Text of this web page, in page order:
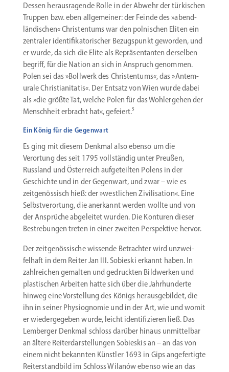
Dessen heraus­ra­gende Rolle in der Abwehr der türki­schen
Truppen bzw. eben allge­meiner: der Feinde des »abend­
län­di­schen« Chris­tentums war den polni­schen Eliten ein
zentraler identi­fi­ka­to­ri­scher Bezugs­punkt geworden, und
er wurde, da sich die Elite als Reprä­sen­tanten derselben
begriff, für die Nation an sich in Anspruch genommen.
Polen sei das »Bollwerk des Chris­tentums«, das »Antem­
urale Chris­tia­ni­tatis«. Der Entsatz von Wien wurde dabei
als »die größte Tat, welche Polen für das Wohlergehen der
Menschheit erbracht hat«, gefeiert.⁵
Ein König für die Gegenwart
Es ging mit diesem Denkmal also ebenso um die
Verortung des seit 1795 vollständig unter Preußen,
Russland und Öster­reich aufge­teilten Polens in der
Geschichte und in der Gegenwart, und zwar – wie es
zeitge­nös­sisch hieß: der »westlichen Zivili­sation«. Eine
Selbst­ver­ortung, die anerkannt werden wollte und von
der Ansprüche abgeleitet wurden. Die Konturen dieser
Bestre­bungen treten in einer zweiten Perspektive hervor.
Der zeitge­nös­sische wissende Betrachter wird unzwei­
felhaft in dem Reiter Jan III. Sobieski erkannt haben. In
zahlreichen gemalten und gedruckten Bildwerken und
plasti­schen Arbeiten hatte sich über die Jahrhun­derte
hinweg eine Vorstellung des Königs heraus­ge­bildet, die
ihn in seiner Physio­gnomie und in der Art, wie und womit
er wieder­ge­geben wurde, leicht identi­fi­zieren ließ. Das
Lemberger Denkmal schloss darüber hinaus unmit­telbar
an ältere Reiter­dar­stel­lungen Sobieskis an – an das von
einem nicht bekannten Künstler 1693 in Gips angefer­tigte
Reiter­standbild im Schloss Wilanów ebenso wie an das